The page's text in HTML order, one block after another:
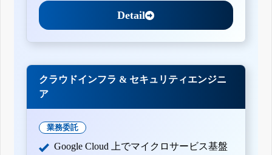
Detail
クラウドインフラ & セキュリティエンジニ
ア
業務委託
Google Cloud 上でマイクロサービス基盤